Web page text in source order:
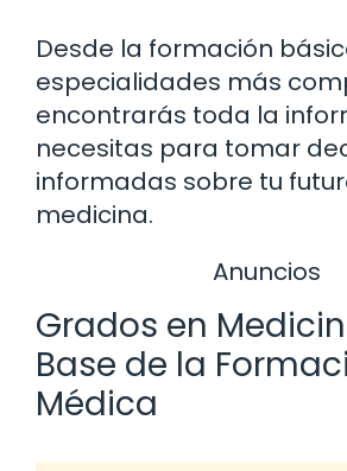
Desde la formación
especialidades más
encontrarás toda la
necesitas para tomar
informadas sobre tu
medicina.
Anuncios
Grados en
Base de la
Médica